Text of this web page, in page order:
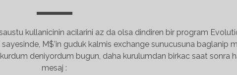
kullanicinin acilarini az da olsa dindiren bir program
M$’in guduk kalmis exchange sunucusuna baglanip
deniyordum bugun, daha kurulumdan birkac saat sonra
mesaj :